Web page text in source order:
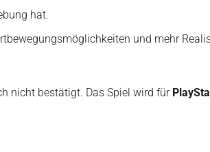
hat.
und mehr
nicht bestätigt. Das Spiel wird für